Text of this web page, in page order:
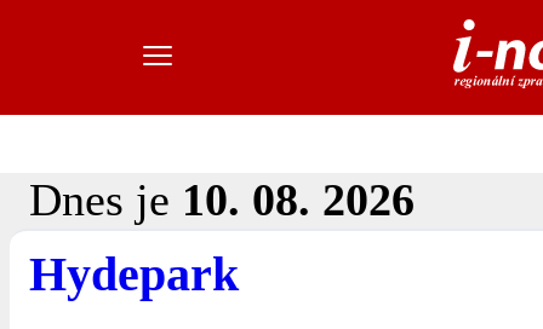
Dnes je 10. 08. 2026
Hydepark